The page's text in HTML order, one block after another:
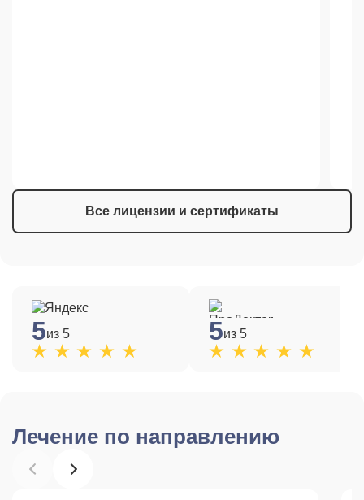
Все лицензии и сертификаты
5из 5 5из 5
Лечение по направлению